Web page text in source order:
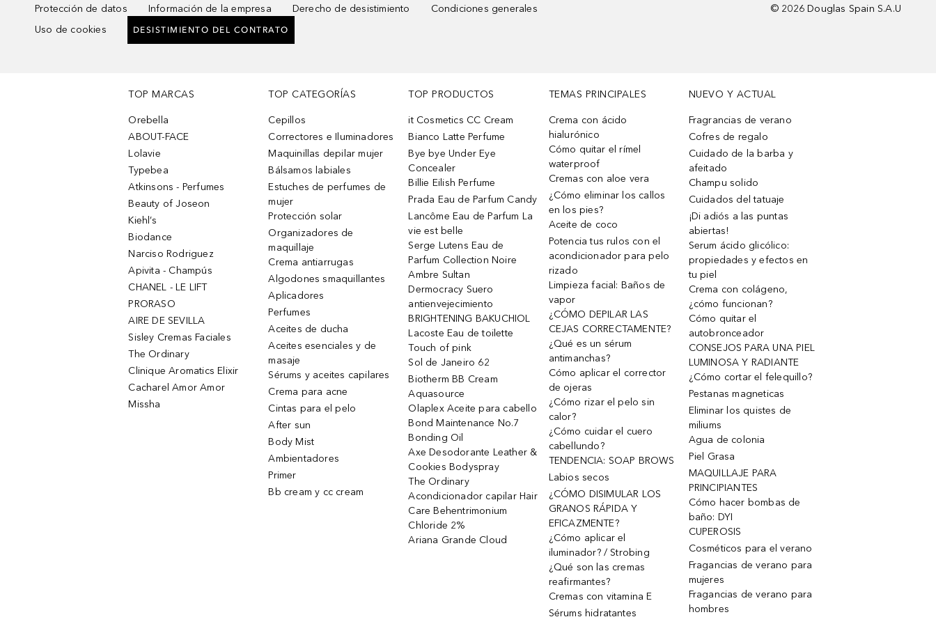
Protección de datos Información de la empresa Derecho de desistimiento
Condiciones generales
Uso de cookies
DESISTIMIENTO DEL CONTRATO
© 2026 Douglas Spain S.A.U
TOP MARCAS
Orebella
ABOUT-FACE
Lolavie
Typebea
Atkinsons - Perfumes
Beauty of Joseon
Kiehl’s
Biodance
Narciso Rodriguez
Apivita - Champús
CHANEL - LE LIFT
PRORASO
AIRE DE SEVILLA
Sisley Cremas Faciales
The Ordinary
Clinique Aromatics Elixir
Cacharel Amor Amor
Missha
TOP CATEGORÍAS
Cepillos
Correctores e Iluminadores
Maquinillas depilar mujer
Bálsamos labiales
Estuches de perfumes de
mujer
Protección solar
Organizadores de
maquillaje
Crema antiarrugas
Algodones smaquillantes
Aplicadores
Perfumes
Aceites de ducha
Aceites esenciales y de
masaje
Sérums y aceites capilares
Crema para acne
Cintas para el pelo
After sun
Body Mist
Ambientadores
Primer
Bb cream y cc cream
TOP PRODUCTOS
it Cosmetics CC Cream
Bianco Latte Perfume
Bye bye Under Eye
Concealer
Billie Eilish Perfume
Prada Eau de Parfum Candy
Lancôme Eau de Parfum La
vie est belle
Serge Lutens Eau de
Parfum Collection Noire
Ambre Sultan
Dermocracy Suero
antienvejecimiento
BRIGHTENING BAKUCHIOL
Lacoste Eau de toilette
Touch of pink
Sol de Janeiro 62
Biotherm BB Cream
Aquasource
Olaplex Aceite para cabello
Bond Maintenance No.7
Bonding Oil
Axe Desodorante Leather &
Cookies Bodyspray
The Ordinary
Acondicionador capilar Hair
Care Behentrimonium
Chloride 2%
Ariana Grande Cloud
TEMAS PRINCIPALES
Crema con ácido
hialurónico
Cómo quitar el rímel
waterproof
Cremas con aloe vera
¿Cómo eliminar los callos
en los pies?
Aceite de coco
Potencia tus rulos con el
acondicionador para pelo
rizado
Limpieza facial: Baños de
vapor
¿CÓMO DEPILAR LAS
CEJAS CORRECTAMENTE?
¿Qué es un sérum
antimanchas?
Cómo aplicar el corrector
de ojeras
¿Cómo rizar el pelo sin
calor?
¿Cómo cuidar el cuero
cabellundo?
TENDENCIA: SOAP BROWS
Labios secos
¿CÓMO DISIMULAR LOS
GRANOS RÁPIDA Y
EFICAZMENTE?
¿Cómo aplicar el
iluminador? / Strobing
¿Qué son las cremas
reafirmantes?
Cremas con vitamina E
Sérums hidratantes
NUEVO Y ACTUAL
Fragrancias de verano
Cofres de regalo
Cuidado de la barba y
afeitado
Champu solido
Cuidados del tatuaje
¡Di adiós a las puntas
abiertas!
Serum ácido glicólico:
propiedades y efectos en
tu piel
Crema con colágeno,
¿cómo funcionan?
Cómo quitar el
autobronceador
CONSEJOS PARA UNA PIEL
LUMINOSA Y RADIANTE
¿Cómo cortar el felequillo?
Pestanas magneticas
Eliminar los quistes de
miliums
Agua de colonia
Piel Grasa
MAQUILLAJE PARA
PRINCIPIANTES
Cómo hacer bombas de
baño: DYI
CUPEROSIS
Cosméticos para el verano
Fragancias de verano para
mujeres
Fragancias de verano para
hombres